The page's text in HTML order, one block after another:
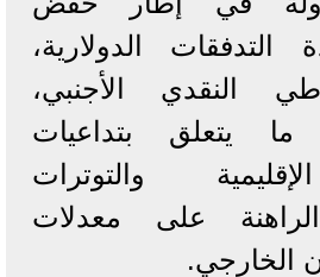
التدفقات الدولارية،
النقدي الأجنبي،
ما يتعلق بتداعيات
والتوترات
على معدلات
الخارجي.